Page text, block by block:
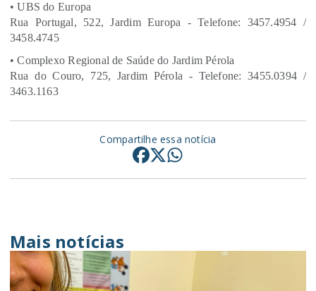
• UBS do Europa
Rua Portugal, 522, Jardim Europa - Telefone: 3457.4954 /
3458.4745
• Complexo Regional de Saúde do Jardim Pérola
Rua do Couro, 725, Jardim Pérola - Telefone: 3455.0394 /
3463.1163
Compartilhe essa notícia
Mais notícias